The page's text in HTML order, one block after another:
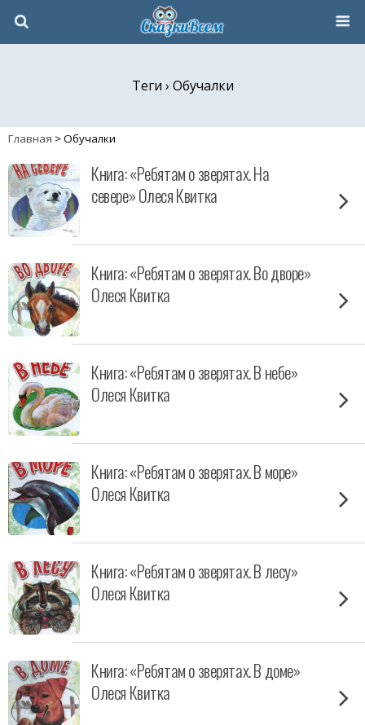
Теги › Обучалки
Главная >Обучалки
Книга: «Ребятам о зверятах. На
севере» Олеся Квитка
Книга: «Ребятам о зверятах. Во дворе»
Олеся Квитка
Книга: «Ребятам о зверятах. В небе»
Олеся Квитка
Книга: «Ребятам о зверятах. В море»
Олеся Квитка
Книга: «Ребятам о зверятах. В лесу»
Олеся Квитка
Книга: «Ребятам о зверятах. В доме»
Олеся Квитка